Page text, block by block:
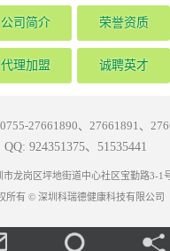
公司简介 荣誉资质
代理加盟 诚聘英才
27661890、27661891、
QQ: 924351375、51535441
市龙岗区坪地街道中心社区宝勤路3-1
所有 © 深圳科瑞德健康科技有限公司